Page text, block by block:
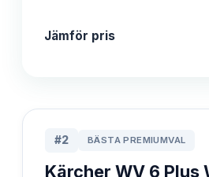
Jämför pris
#2 BÄSTA PREMIUMVAL
Kärcher WV 6 Plus